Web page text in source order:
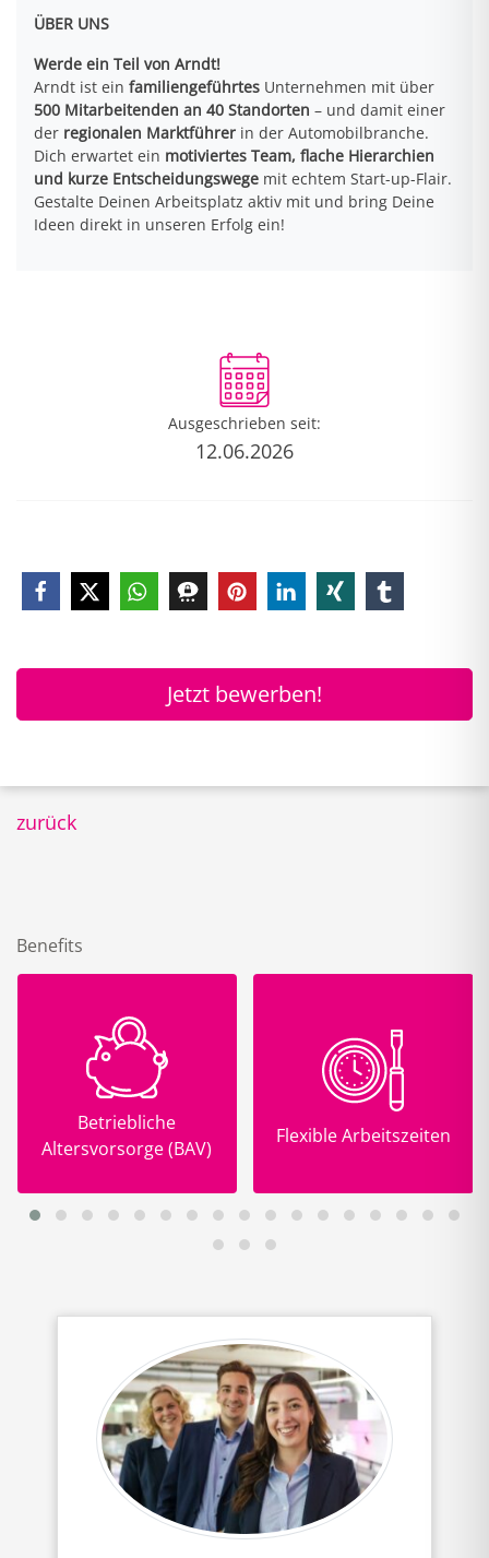
ÜBER UNS
Werde ein Teil von Arndt!
Arndt ist ein familiengeführtes Unternehmen mit über
500 Mitarbeitenden an 40 Standorten – und damit einer
der regionalen Marktführer in der Automobilbranche.
Dich erwartet ein motiviertes Team, flache Hierarchien
und kurze Entscheidungswege mit echtem Start-up-Flair.
Gestalte Deinen Arbeitsplatz aktiv mit und bring Deine
Ideen direkt in unseren Erfolg ein!
Ausgeschrieben seit:
12.06.2026
Jetzt bewerben!
zurück
Benefits
Betriebliche
Altersvorsorge (BAV)
Flexible Arbeitszeiten